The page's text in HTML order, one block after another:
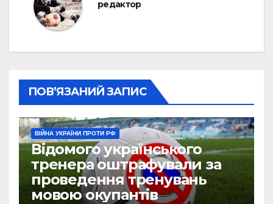
редактор
ПОВ’ЯЗАНИЙ ЗАПИС
ВІЙНА УКРАЇНИ ПРОТИ РФ
Відомого українського
тренера оштрафували за
проведення тренувань
мовою окупантів